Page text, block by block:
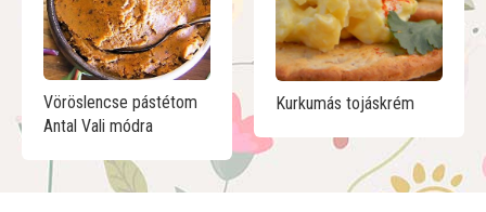
Vöröslencse pástétom
Antal Vali módra
Kurkumás tojáskrém